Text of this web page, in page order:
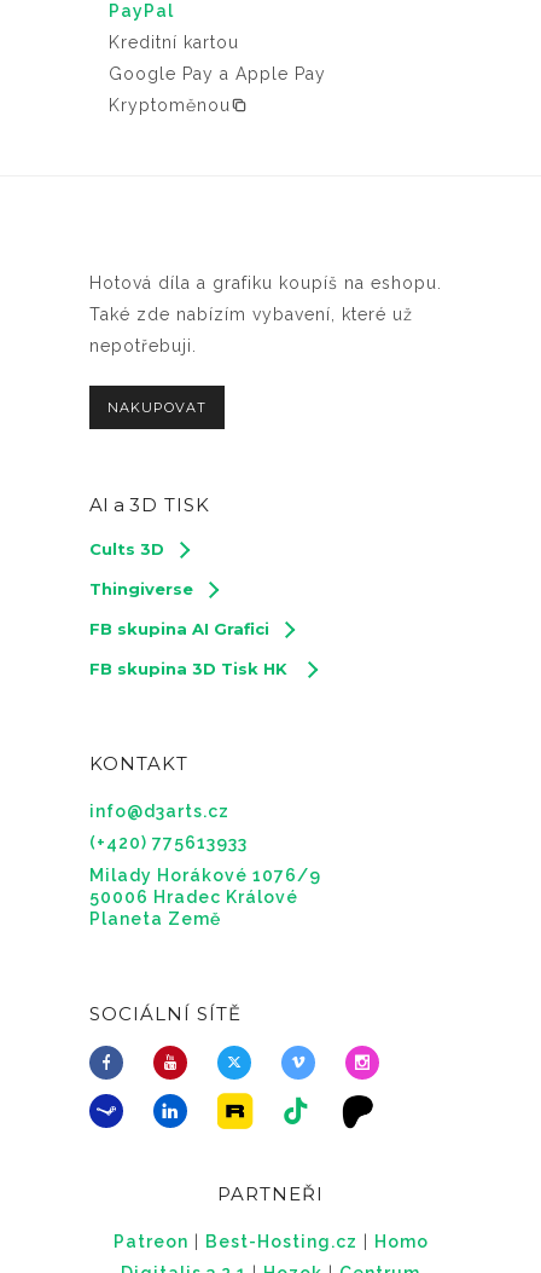
PayPal
Kreditní kartou
Google Pay a Apple Pay
Kryptoměnou
Hotová díla a grafiku koupíš na eshopu.
Také zde nabízím vybavení, které už
nepotřebuji.
NAKUPOVAT
AI a 3D TISK
Cults 3D
Thingiverse
FB skupina AI Grafici
FB skupina 3D Tisk HK
KONTAKT
info@d3arts.cz
(+420) 775613933
Milady Horákové 1076/9
50006 Hradec Králové
Planeta Země
SOCIÁLNÍ SÍTĚ
PARTNEŘI
Patreon Best-Hosting.cz
Homo